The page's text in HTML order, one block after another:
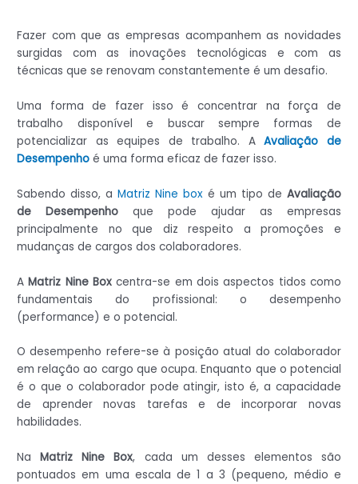
Fazer com que as empresas acompanhem as novidades
surgidas com as inovações tecnológicas e com as
técnicas que se renovam constantemente é um desafio.
Uma forma de fazer isso é concentrar na força de
trabalho disponível e buscar sempre formas de
potencializar as equipes de trabalho. AAvaliação de
Desempenho é uma forma eficaz de fazer isso.
Sabendo disso, aMatriz Nine box é um tipo de Avaliação
de Desempenhoque pode ajudar as empresas
principalmente no que diz respeito a promoções e
mudanças de cargos dos colaboradores.
AMatriz Nine Box centra-se em dois aspectos tidos como
fundamentais do profissional: o desempenho
(performance) e o potencial.
O desempenho refere-se à posição atual do colaborador
em relação ao cargo que ocupa. Enquanto que o potencial
é o que o colaborador pode atingir, isto é, a capacidade
de aprender novas tarefas e de incorporar novas
habilidades.
NaMatriz Nine Box, cada um desses elementos são
pontuados em uma escala de 1 a 3 (pequeno, médio e